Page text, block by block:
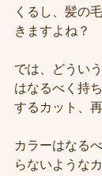
くるし、髪の
きますよね？
では、どうい
はなるべく持
するカット、
カラーはなる
らないような